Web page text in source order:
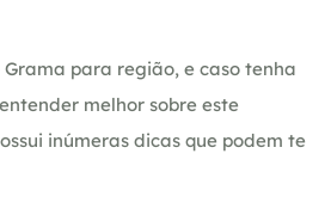
Grama para região, e caso tenha
melhor sobre este
inúmeras dicas que podem te